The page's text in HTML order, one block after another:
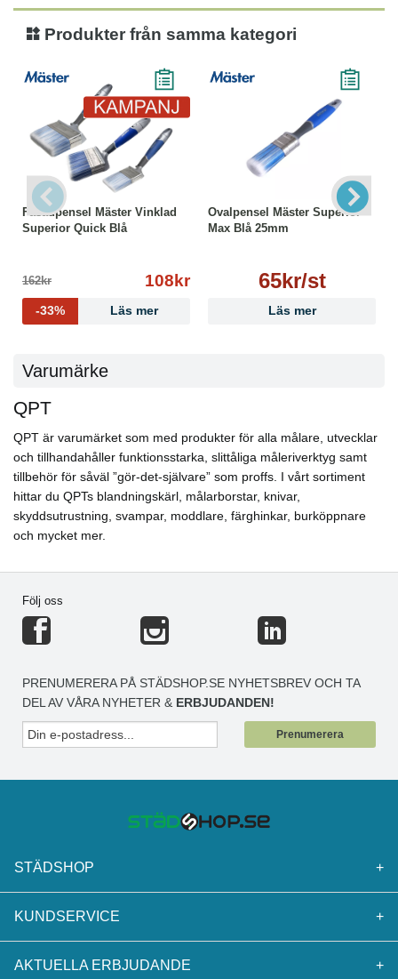
Produkter från samma kategori
Fasadpensel Mäster Vinklad
Superior Quick Blå
162kr 108kr
-33% Läs mer
Ovalpensel Mäster Superior
Max Blå 25mm
65kr/st
Läs mer
Varumärke
QPT
QPT är varumärket som med produkter för alla målare, utvecklar
och tillhandahåller funktionsstarka, slittåliga måleriverktyg samt
tillbehör för såväl ”gör-det-självare” som proffs. I vårt sortiment
hittar du QPTs blandningskärl, målarborstar, knivar,
skyddsutrustning, svampar, moddlare, färghinkar, burköppnare
och mycket mer.
Följ oss
PRENUMERERA PÅ STÄDSHOP.SE NYHETSBREV OCH TA
DEL AV VÅRA NYHETER & ERBJUDANDEN!
Prenumerera
STÄDSHOP +
KUNDSERVICE +
AKTUELLA ERBJUDANDE +